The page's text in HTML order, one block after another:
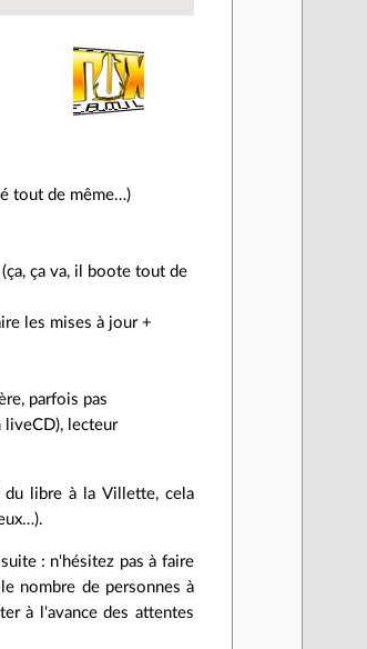
tout de même…)
ça va, il boote tout de
les mises à jour +
parfois pas
liveCD), lecteur
du libre à la Villette, cela
: n'hésitez pas à faire
nombre de personnes à
à l'avance des attentes